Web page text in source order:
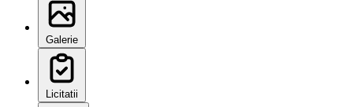
Galerie
Licitatii